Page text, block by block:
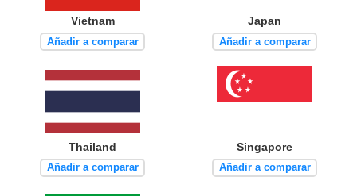
Vietnam
Añadir a comparar
Japan
Añadir a comparar
Thailand
Añadir a comparar
Singapore
Añadir a comparar